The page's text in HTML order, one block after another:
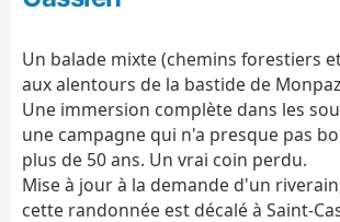
Un balade mixte (chemins forestiers
aux alentours de la bastide de
Une immersion complète dans les
une campagne qui n'a presque pas
plus de 50 ans. Un vrai coin perdu.
Mise à jour à la demande d'un
cette randonnée est décalé à Saint-